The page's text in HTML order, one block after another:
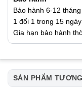
Bảo hành 6-12
1 đổi 1 trong 15
Gia hạn bảo hành
SẢN PHẨM